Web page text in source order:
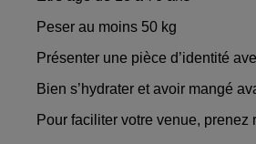
Peser au moins 50 kg
Présenter une pièce d’identité
Bien s’hydrater et avoir mangé
Pour faciliter votre venue,